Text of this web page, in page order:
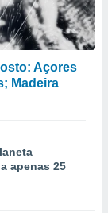
Açores
Madeira
apenas 25